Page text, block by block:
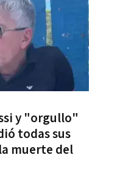
y "orgullo"
todas sus
muerte del